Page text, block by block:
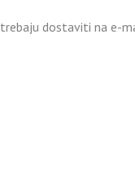
trebaju dostaviti na e-